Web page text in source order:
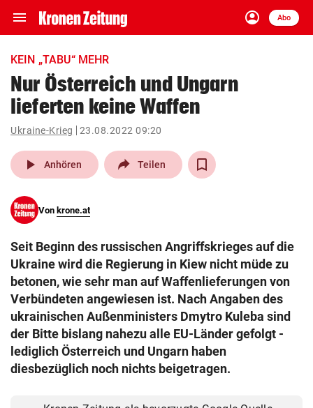
menu Navigation
ein-/ausklappen
account_circle
Anmelden
Abo
close Schließen
account_circle Anmelden
pin_drop
Wien arrow_right
search
eingeben
© Krone Multimedia GmbH & Co KG 2026
Muthgasse 2, 1190 Wien
KEIN „TABU“ MEHR
Nur Österreich und Ungarn
lieferten keine Waffen
Ukraine-Krieg 23.08.2022 09:20
play_arrow Anhören Teilen
Von krone.at
Seit Beginn des russischen Angriffskrieges auf die
Ukraine wird die Regierung in Kiew nicht müde zu
betonen, wie sehr man auf Waffenlieferungen von
Verbündeten angewiesen ist. Nach Angaben des
ukrainischen Außenministers Dmytro Kuleba sind
der Bitte bislang nahezu alle EU-Länder gefolgt -
lediglich Österreich und Ungarn haben
diesbezüglich noch nichts beigetragen.